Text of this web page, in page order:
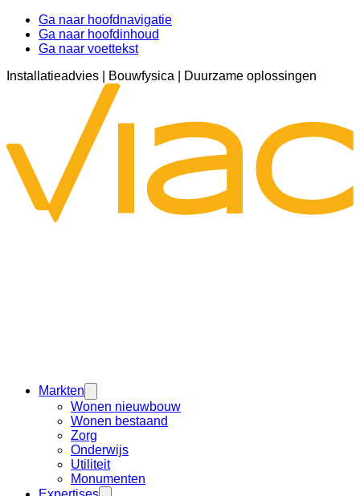
Ga naar hoofdnavigatie
Ga naar hoofdinhoud
Ga naar voettekst
Installatieadvies | Bouwfysica | Duurzame oplossingen
Markten
Wonen nieuwbouw
Wonen bestaand
Zorg
Onderwijs
Utiliteit
Monumenten